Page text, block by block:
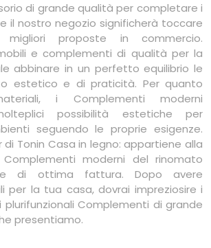
di grande qualità per completare i
il nostro negozio significherà toccare
proposte in commercio.
e complementi di qualità per la
abbinare in un perfetto equilibrio le
estetico e di praticità. Per quanto
i Complementi moderni
possibilità estetiche per
seguendo le proprie esigenze.
di Tonin Casa in legno: appartiene alla
moderni del rinomato
di ottima fattura. Dopo avere
per la tua casa, dovrai impreziosire i
plurifunzionali Complementi di grande
presentiamo.